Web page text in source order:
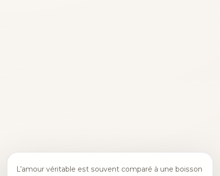
L’amour véritable est souvent comparé à une boisson